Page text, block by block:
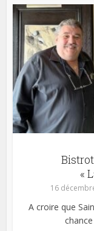
«
16
A croire que